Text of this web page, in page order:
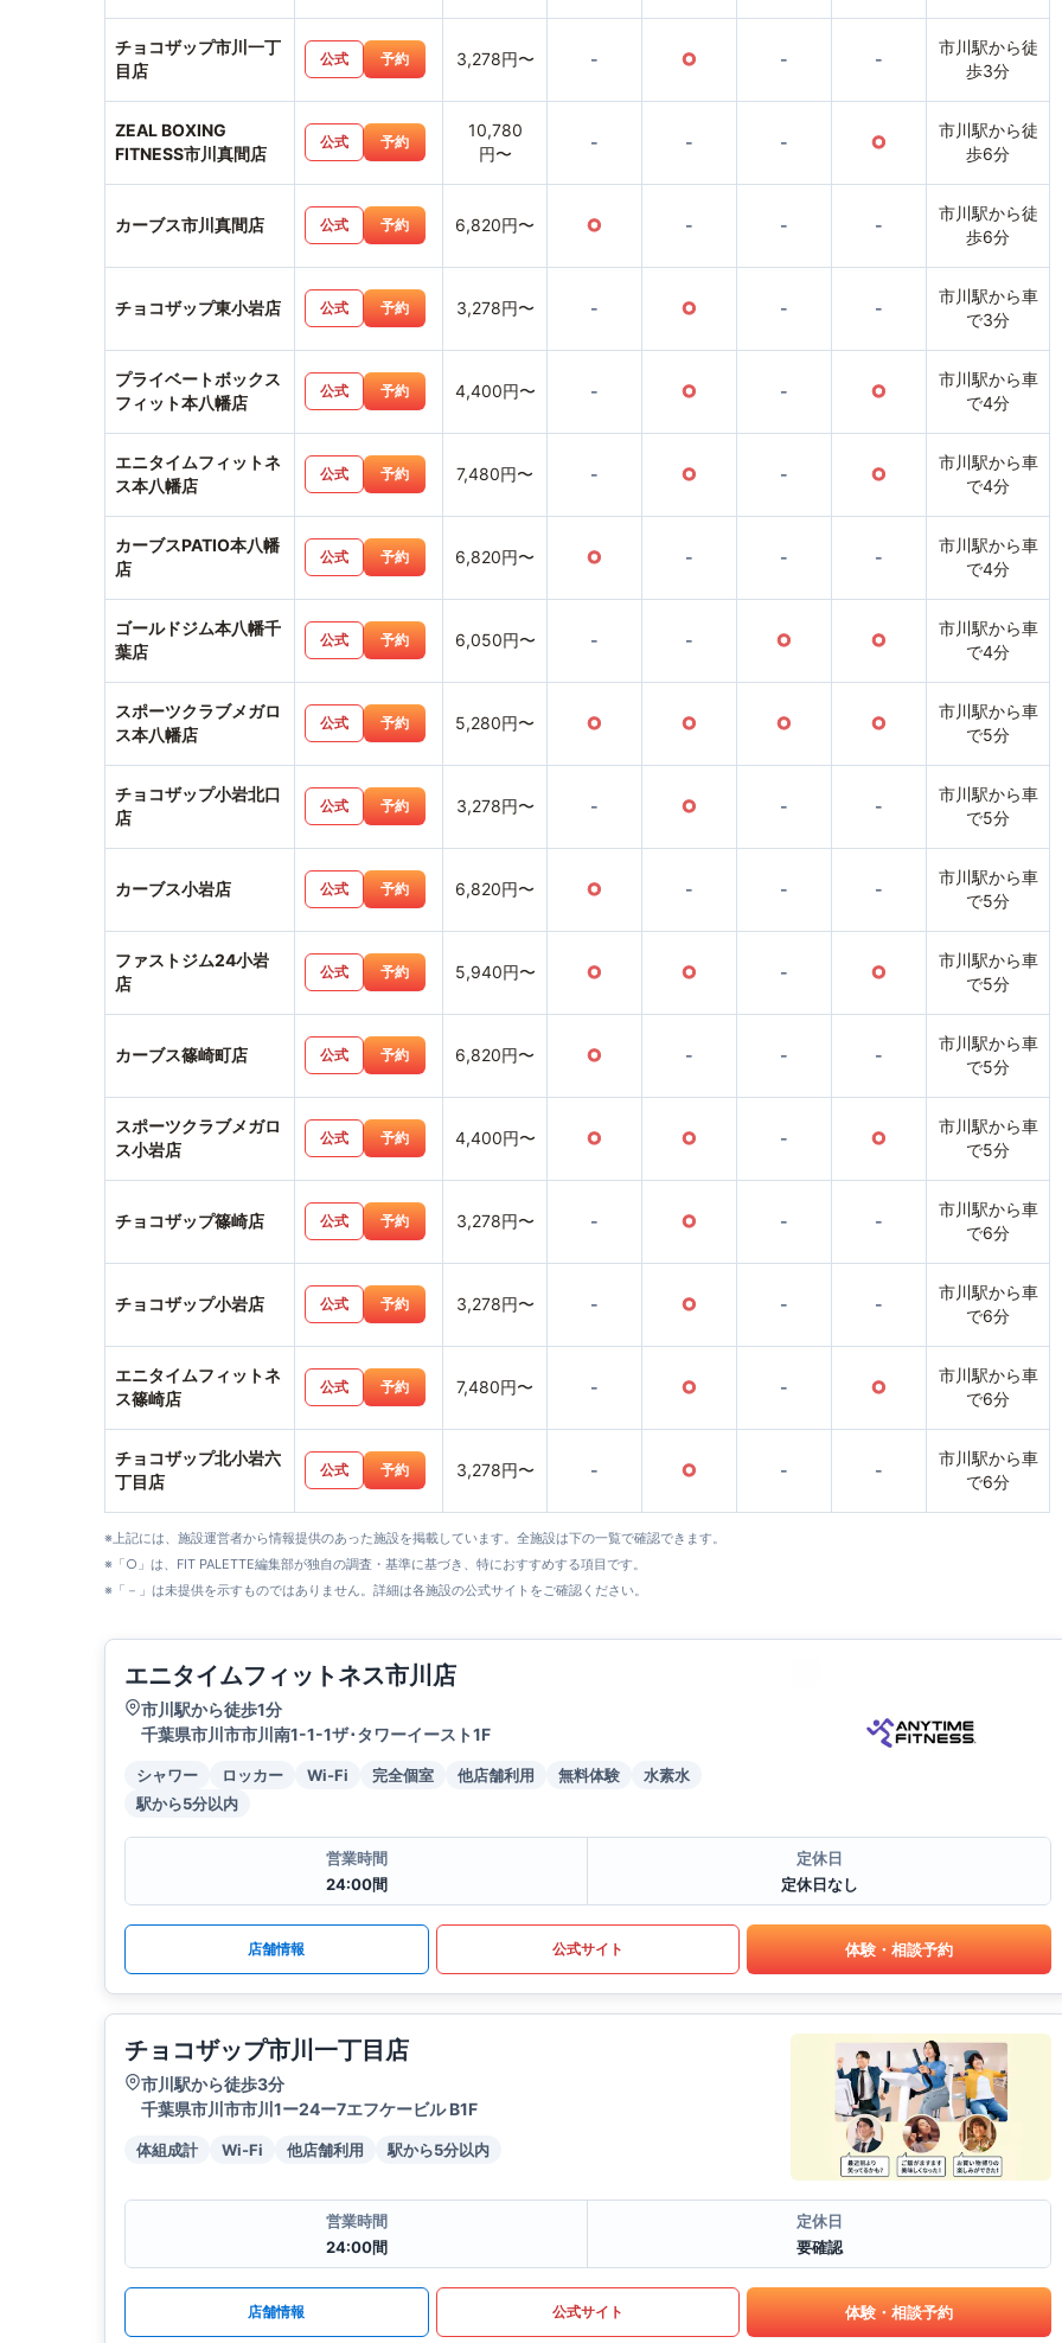
チョコザップ市川一丁
目店
公式 予約 3,278円〜 - ○ - -
市川駅から徒
歩3分
ZEAL BOXING
FITNESS市川真間店
公式 予約
10,780
円〜
- - - ○
市川駅から徒
歩6分
カーブス市川真間店 公式 予約 6,820円〜 ○ - - -
市川駅から徒
歩6分
チョコザップ東小岩店 公式 予約 3,278円〜 - ○ - -
市川駅から車
で3分
プライベートボックス
フィット本八幡店
公式 予約 4,400円〜 - ○ - ○
市川駅から車
で4分
エニタイムフィットネ
ス本八幡店
公式 予約 7,480円〜 - ○ - ○
市川駅から車
で4分
カーブスPATIO本八幡
店
公式 予約 6,820円〜 ○ - - -
市川駅から車
で4分
ゴールドジム本八幡千
葉店
公式 予約 6,050円〜 - - ○ ○
市川駅から車
で4分
スポーツクラブメガロ
ス本八幡店
公式 予約 5,280円〜 ○ ○ ○ ○
市川駅から車
で5分
チョコザップ小岩北口
店
公式 予約 3,278円〜 - ○ - -
市川駅から車
で5分
カーブス小岩店 公式 予約 6,820円〜 ○ - - -
市川駅から車
で5分
ファストジム24小岩
店
公式 予約 5,940円〜 ○ ○ - ○
市川駅から車
で5分
カーブス篠崎町店 公式 予約 6,820円〜 ○ - - -
市川駅から車
で5分
スポーツクラブメガロ
ス小岩店
公式 予約 4,400円〜 ○ ○ - ○
市川駅から車
で5分
チョコザップ篠崎店 公式 予約 3,278円〜 - ○ - -
市川駅から車
で6分
チョコザップ小岩店 公式 予約 3,278円〜 - ○ - -
市川駅から車
で6分
エニタイムフィットネ
ス篠崎店
公式 予約 7,480円〜 - ○ - ○
市川駅から車
で6分
チョコザップ北小岩六
丁目店
公式 予約 3,278円〜 - ○ - -
市川駅から車
で6分
※上記には、施設運営者から情報提供のあった施設を掲載しています。全施設は下の一覧で確認できます。
※「○」は、FIT PALETTE編集部が独自の調査・基準に基づき、特におすすめする項目です。
※「－」は未提供を示すものではありません。詳細は各施設の公式サイトをご確認ください。
エニタイムフィットネス市川店
市川駅から徒歩1分
千葉県市川市市川南1-1-1ザ･タワーイースト1F
シャワー ロッカー Wi-Fi 完全個室 他店舗利用 無料体験
水素水
駅から5分以内
営業時間
24:00間
定休日
定休日なし
店舗情報 公式サイト 体験・相談予約
チョコザップ市川一丁目店
市川駅から徒歩3分
千葉県市川市市川1ー24ー7エフケービル B1F
体組成計 Wi-Fi 他店舗利用 駅から5分以内
営業時間
24:00間
定休日
要確認
店舗情報 公式サイト 体験・相談予約